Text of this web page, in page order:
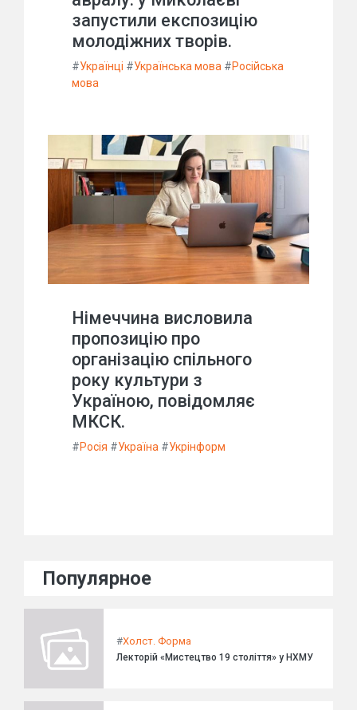
запустили експозицію
молодіжних творів.
#Українці #Українська мова #Російська
мова
Німеччина висловила
пропозицію про
організацію спільного
року культури з
Україною, повідомляє
МКСК.
#Росія #Україна #Укрінформ
Популярное
#Холст. Форма
Лекторій «Мистецтво 19 століття» у НХМУ